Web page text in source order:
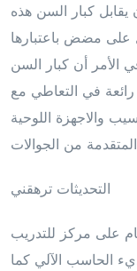
يقابل كبار السن هذه
على مضض باعتبارها
الأمر أن كبار السن
في التعاطي مع
والاجهزة اللوحية
التحديثات ترهقني
يتردد بانتظام على مركز للتدريب
الحاسب الآلي كما